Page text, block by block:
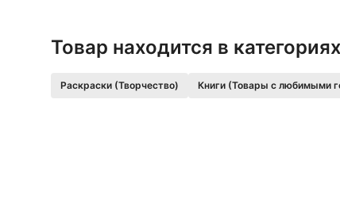
Товар находится в категориях
Раскраски (Творчество) Книги (Товары с любимыми